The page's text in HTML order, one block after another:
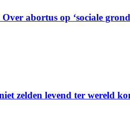
abortus op ‘sociale
zelden levend ter wereld